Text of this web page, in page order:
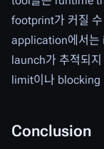
footprint가 커질
application에서는
launch가 추적되
limit이나 blocking
Conclusion